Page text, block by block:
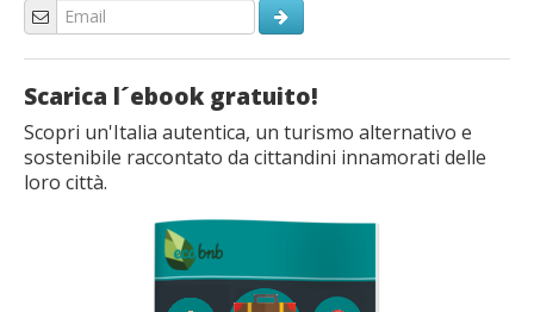
Scarica l´ebook gratuito!
Scopri un'Italia autentica, un turismo alternativo e
sostenibile raccontato da cittandini innamorati delle
loro città.